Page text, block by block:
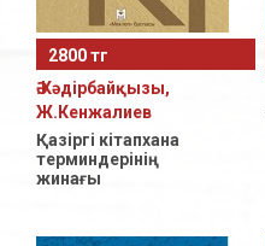
2800 тг
Ә.Кәдірбайқызы,
Ж.Кенжалиев
Қазіргі кітапхана
терминдерінің
жинағы